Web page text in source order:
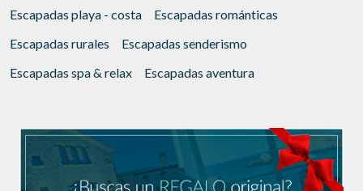
Escapadas playa - costa
Escapadas románticas
Escapadas rurales
Escapadas senderismo
Escapadas spa & relax
Escapadas aventura